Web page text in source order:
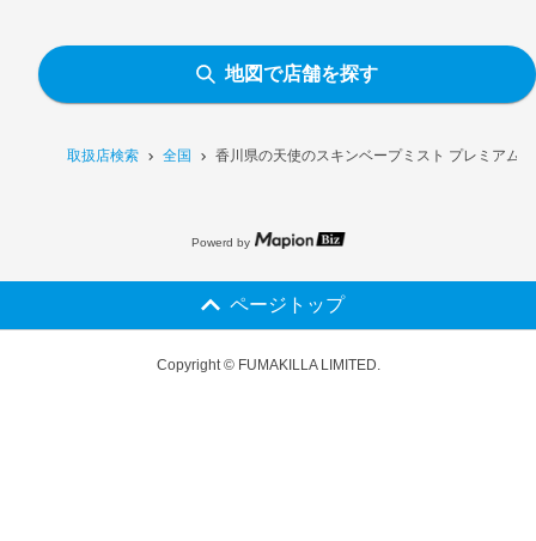
取扱店検索 全国 香川県の天使のスキンベープミスト プレミアム
地図で店舗を探す
Powerd by
ページトップ
Copyright © FUMAKILLA LIMITED.